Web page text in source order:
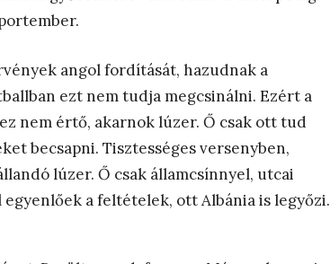
angol fordítását, hazudnak a
ezt nem tudja megcsinálni. Ezért a
nem értő, akarnok lúzer. Ő csak ott tud
becsapni. Tisztességes versenyben,
lúzer. Ő csak államcsínnyel, utcai
a feltételek, ott Albánia is legyőzi.